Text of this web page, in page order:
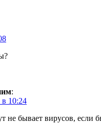
:
в 10:24
не бывает вирусов, если